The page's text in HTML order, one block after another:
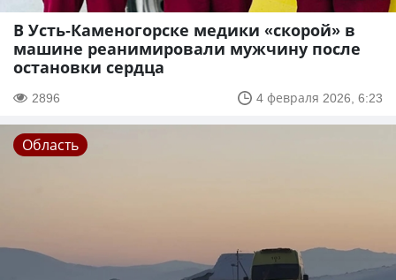
В Усть-Каменогорске медики «скорой» в
машине реанимировали мужчину после
остановки сердца
2896 4 февраля 2026, 6:23
Область